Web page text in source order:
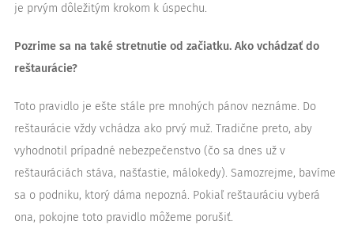
je prvým dôležitým krokom k úspechu.
Pozrime sa na také stretnutie od začiatku. Ako vchádzať do
reštaurácie?
Toto pravidlo je ešte stále pre mnohých pánov neznáme. Do
reštaurácie vždy vchádza ako prvý muž. Tradične preto, aby
vyhodnotil prípadné nebezpečenstvo (čo sa dnes už v
reštauráciách stáva, našťastie, málokedy). Samozrejme, bavíme
sa o podniku, ktorý dáma nepozná. Pokiaľ reštauráciu vyberá
ona, pokojne toto pravidlo môžeme porušiť.